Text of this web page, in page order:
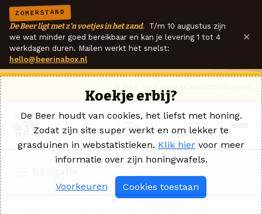
ZOMERSTAND
De Beer ligt met z'n voetjes in het zand. T/m 10 augustus zijn
we wat minder goed bereikbaar en kan je levering 1 tot 4
werkdagen duren. Mailen werkt het snelst:
hello@beerinabox.nl
×
Koekje erbij?
De Beer houdt van cookies, het liefst met honing.
Zodat zijn site super werkt en om lekker te
grasduinen in webstatistieken. Klik hier voor meer
informatie over zijn honingwafels.
Voorkeuren Cookies toestaan